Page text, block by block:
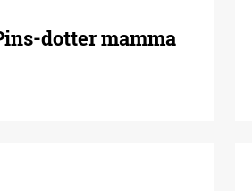
dotter mamma